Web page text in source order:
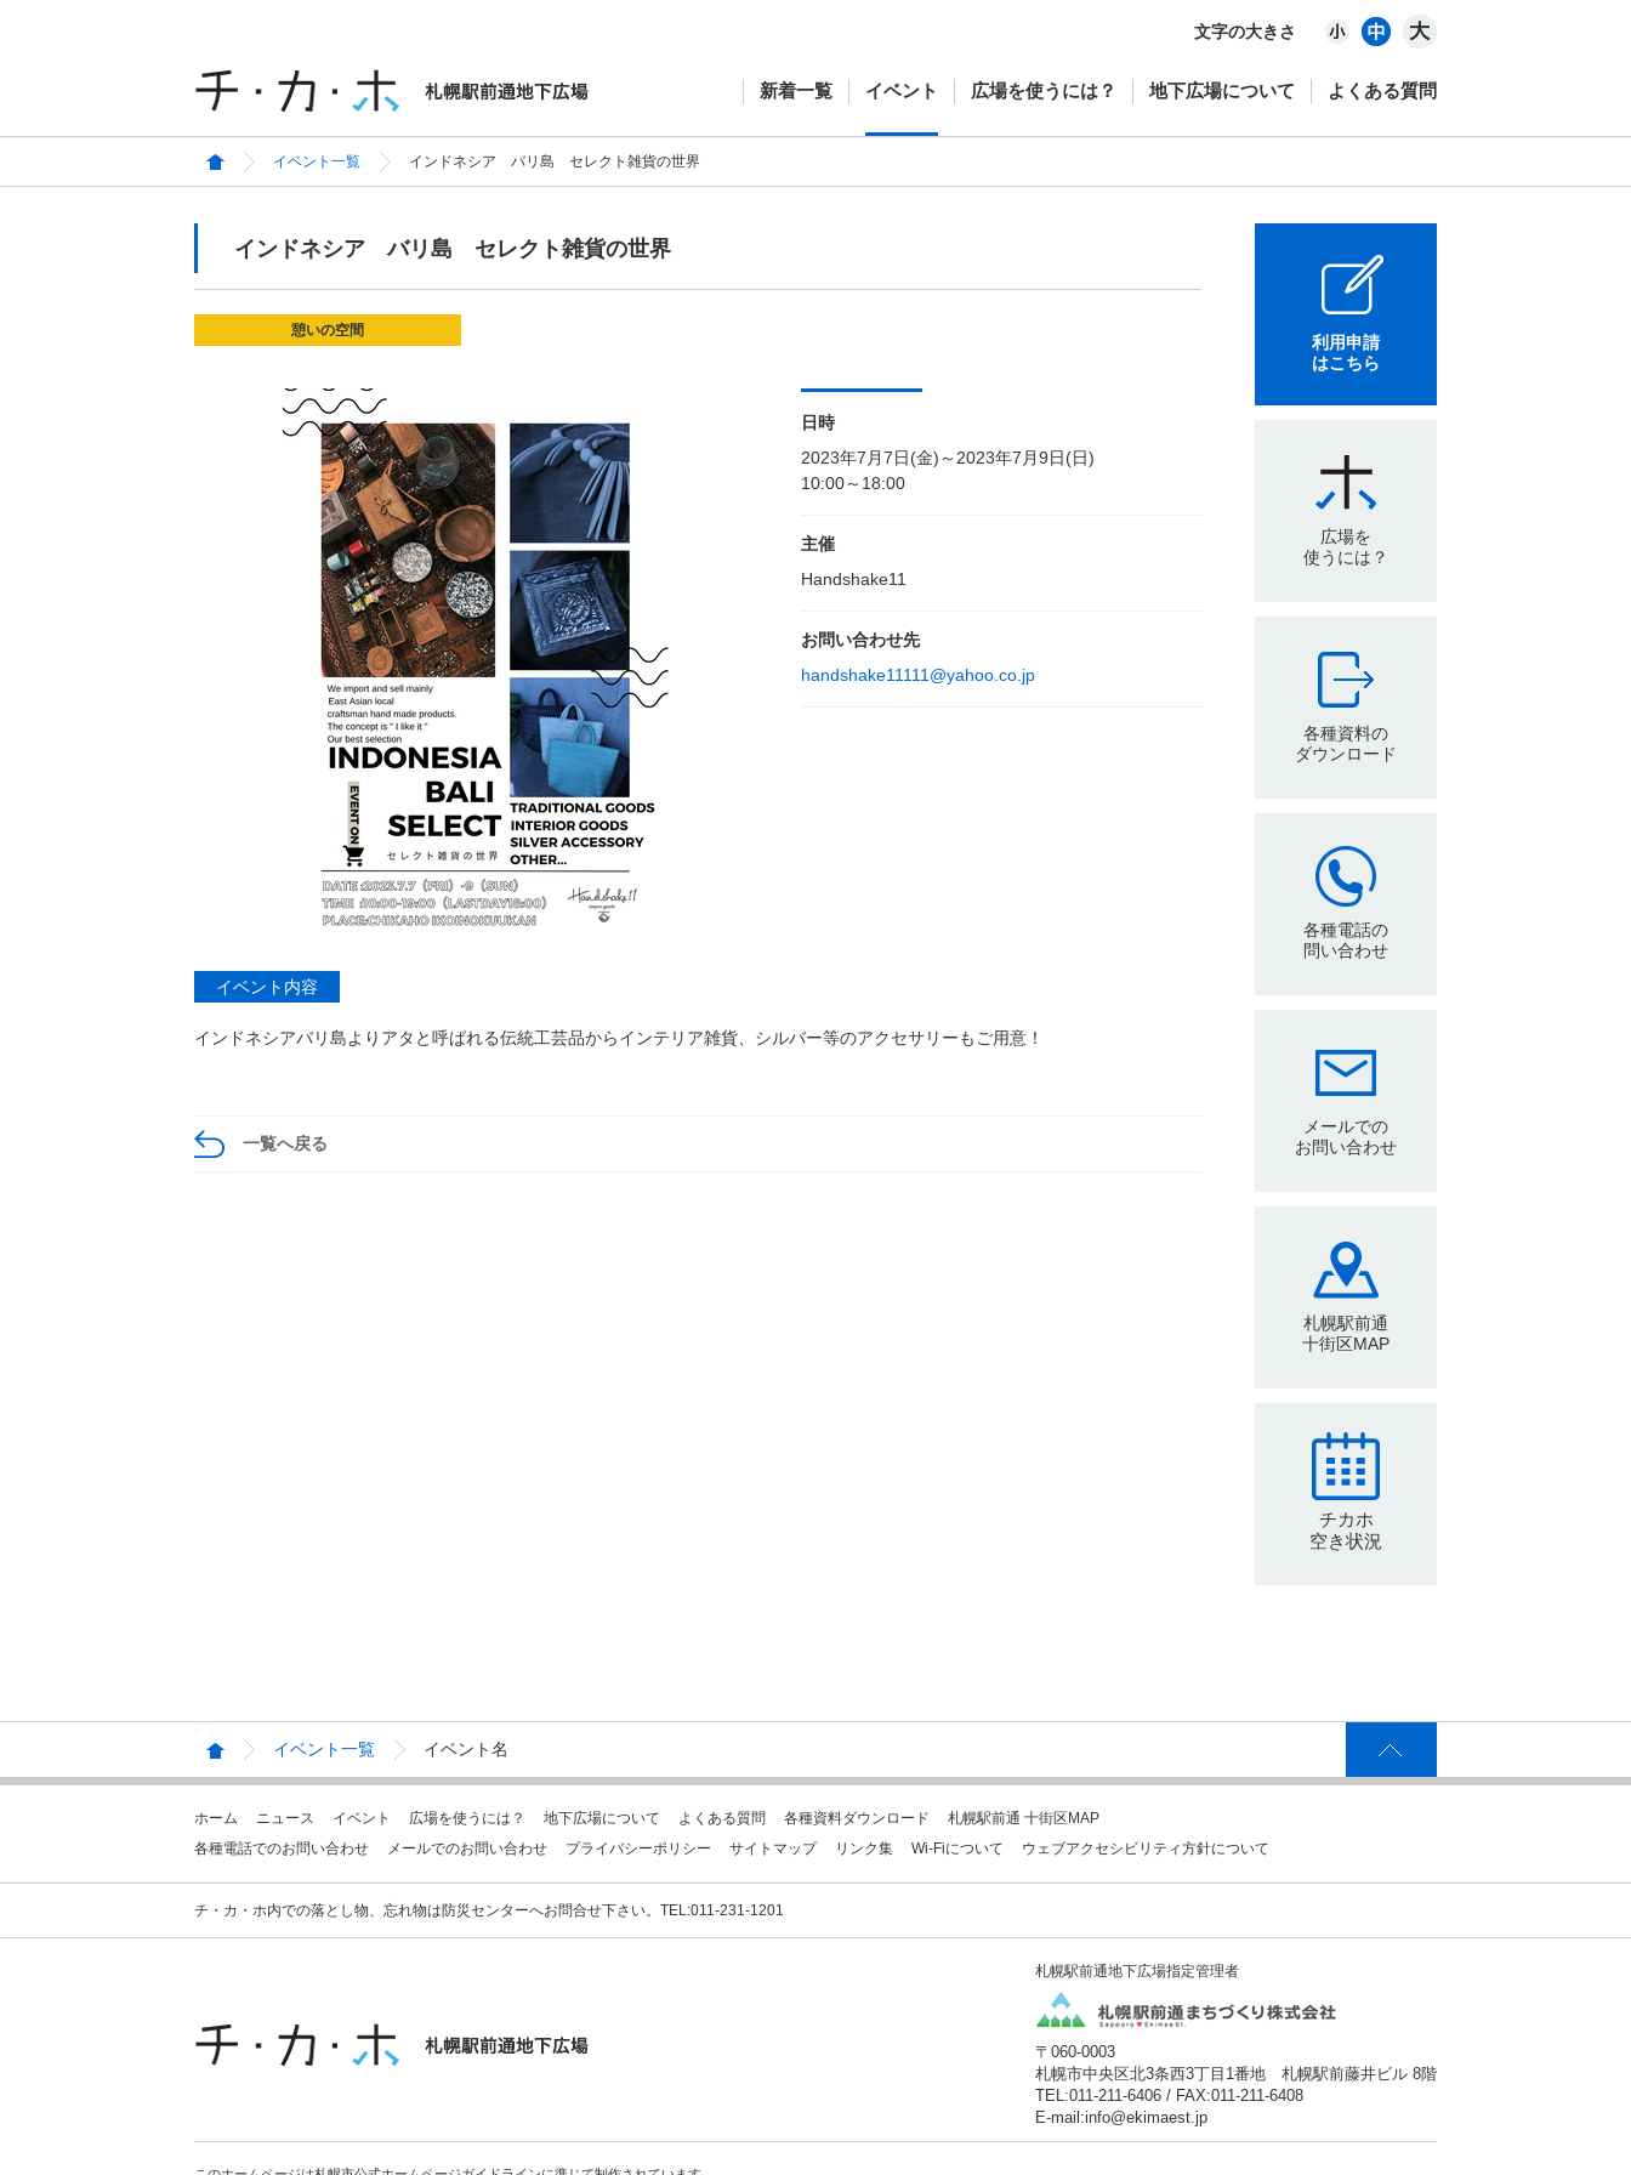
文字の大きさ
新着一覧 イベント 広場を使うには？ 地下広場について よくある質問
イベント一覧 インドネシア バリ島 セレクト雑貨の世界
インドネシア バリ島 セレクト雑貨の世界
憩いの空間
日時
2023年7月7日(金)～2023年7月9日(日)
10:00～18:00
主催
Handshake11
お問い合わせ先
handshake11111@yahoo.co.jp
イベント内容
インドネシアバリ島よりアタと呼ばれる伝統工芸品からインテリア雑貨、シルバー等のアクセサリーもご用意！
一覧へ戻る
利用申請
はこちら
広場を
使うには？
各種資料の
ダウンロード
各種電話の
問い合わせ
メールでの
お問い合わせ
札幌駅前通
十街区MAP
チカホ
空き状況
イベント一覧 イベント名
ホーム ニュース イベント 広場を使うには？ 地下広場について よくある質問 各種資料ダウンロード
札幌駅前通 十街区MAP
各種電話でのお問い合わせ
メールでのお問い合わせ プライバシーポリシー サイトマップ リンク集 Wi-Fiについて ウェブアクセシビリティ方針について
チ・カ・ホ内での落とし物、忘れ物は防災センターへお問合せ下さい。TEL:011-231-1201
札幌駅前通地下広場指定管理者
〒060-0003
札幌市中央区北3条西3丁目1番地 札幌駅前藤井ビル 8階
TEL:011-211-6406 / FAX:011-211-6408
E-mail:info@ekimaest.jp